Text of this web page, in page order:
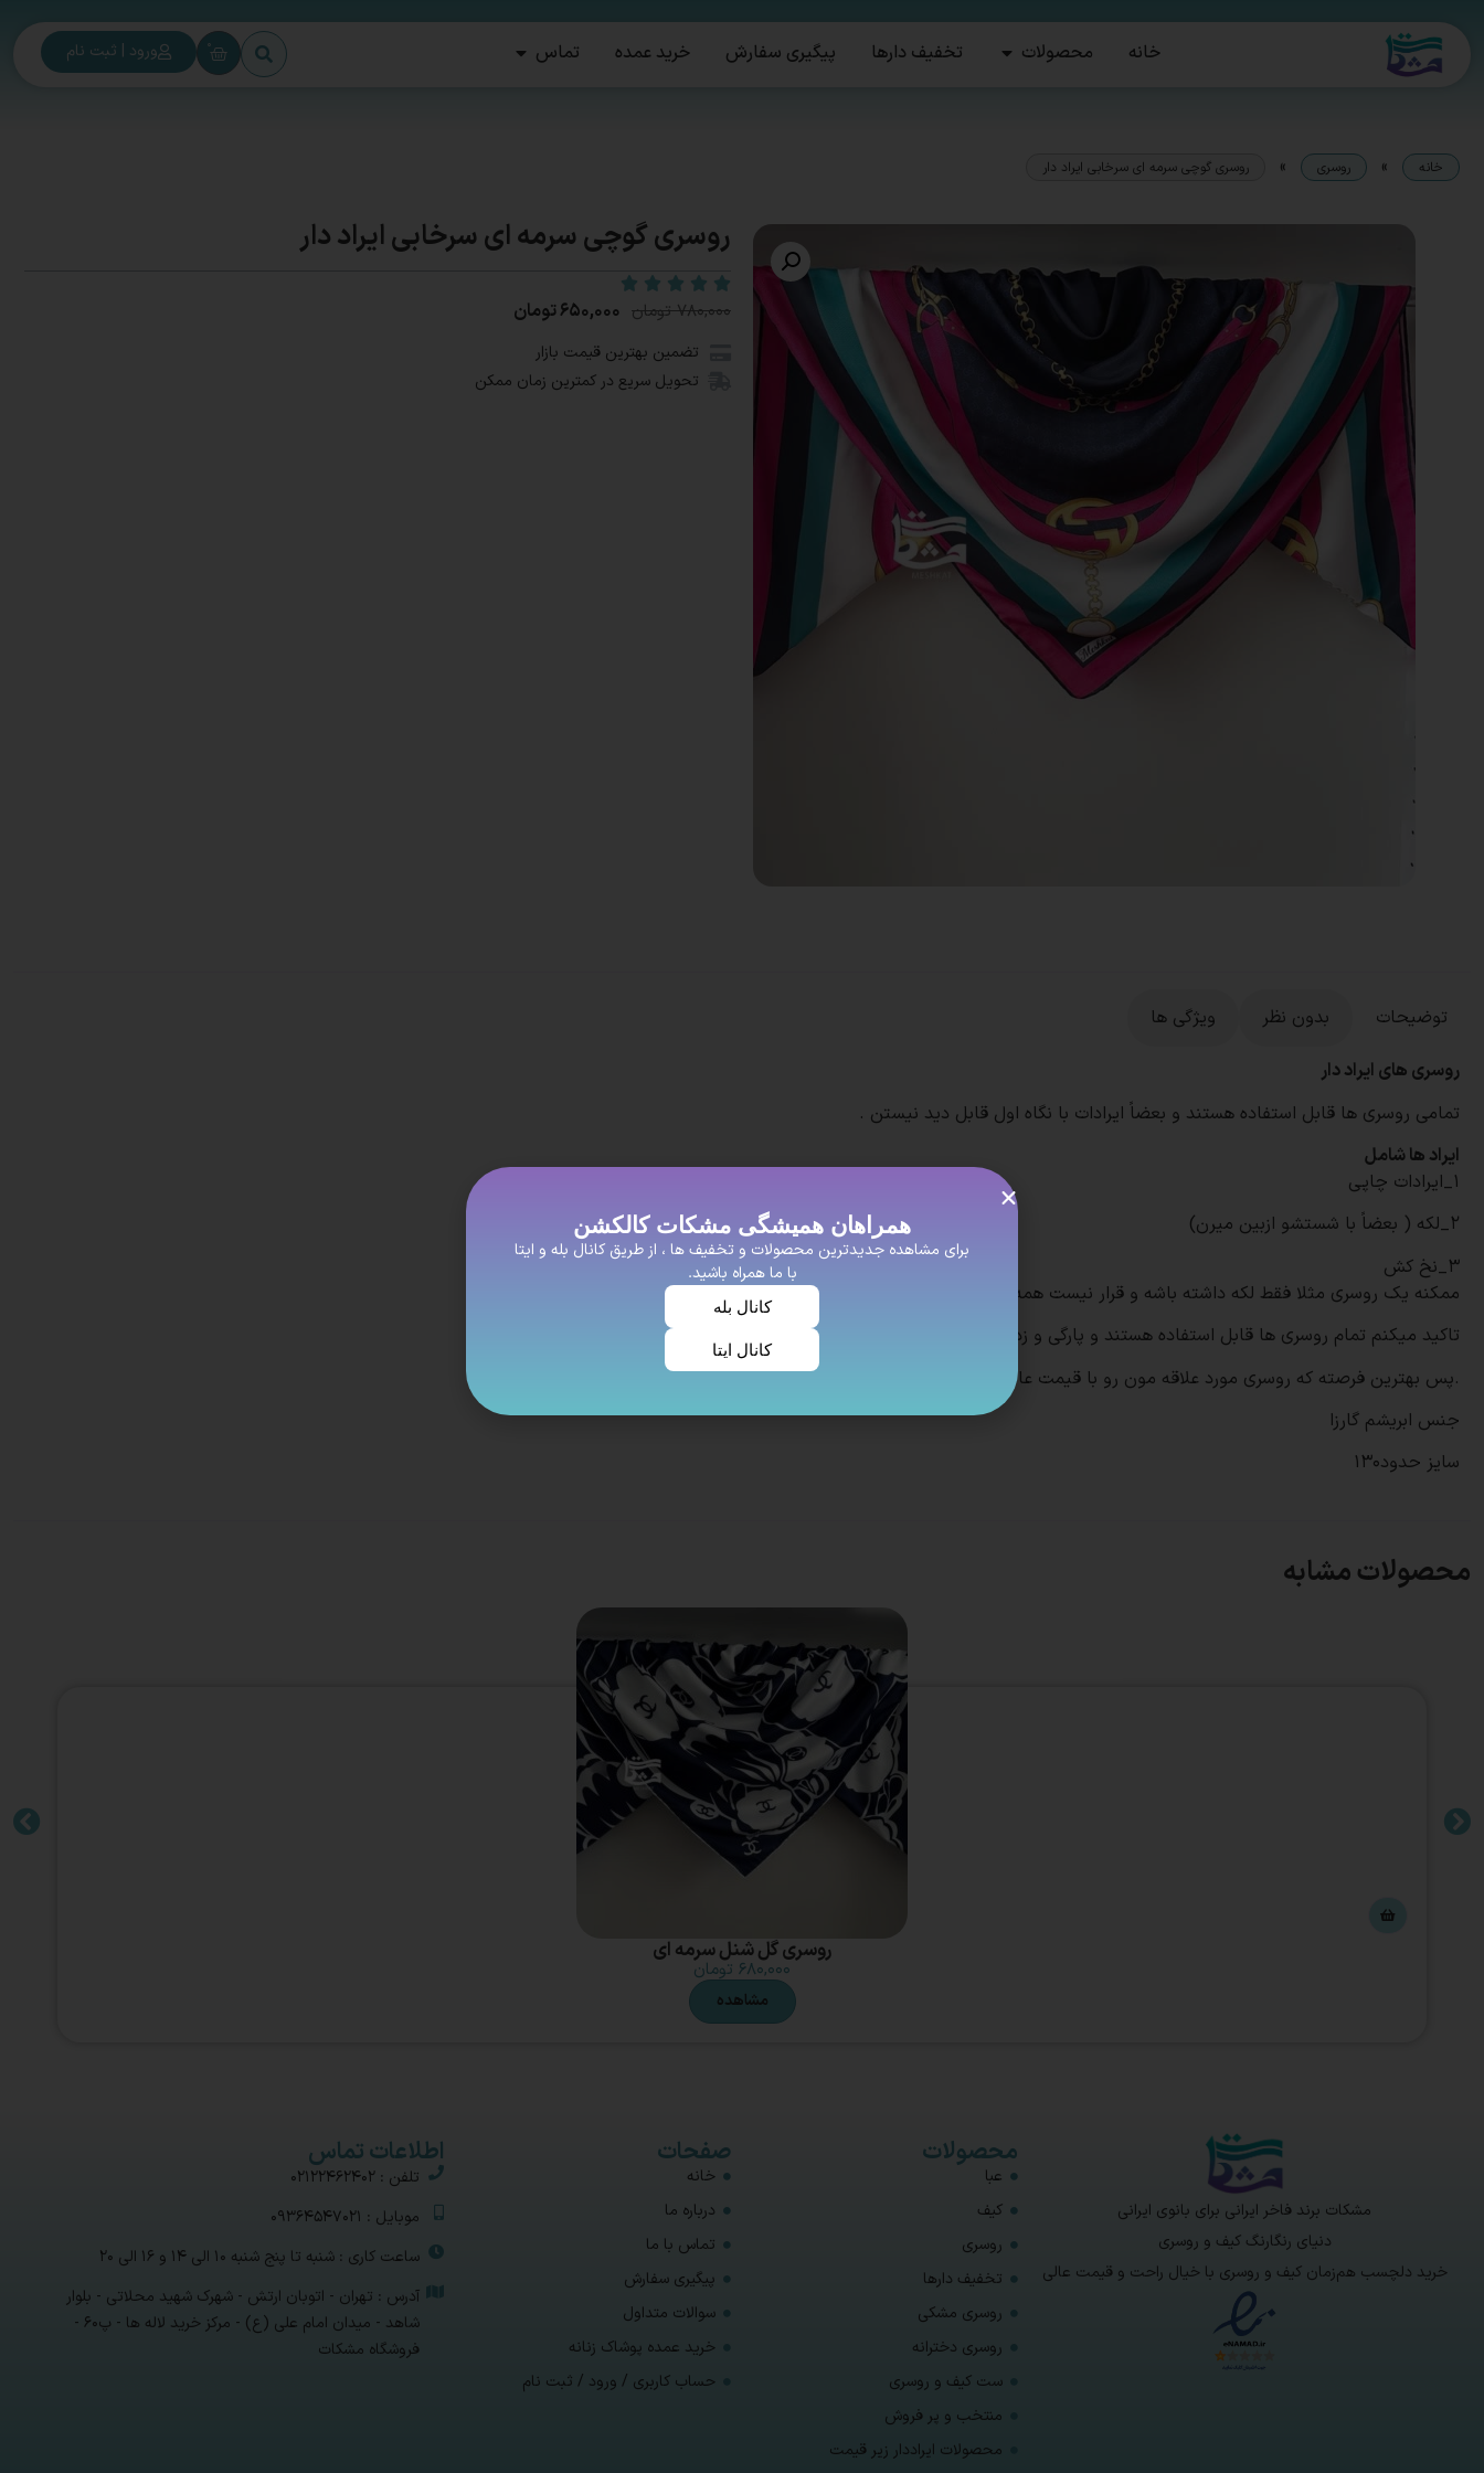
خانه محصولات تخفیف دارها پیگیری سفارش خرید عمده تماس 0 ورود | ثبت نام
خانه » روسری » روسری گوچی سرمه ای سرخابی ایراد دار
روسری گوچی سرمه ای سرخابی ایراد دار
۷۸۰,۰۰۰ تومان ۶۵۰,۰۰۰تومان
تضمین بهترین قیمت بازار
تحویل سریع در کمترین زمان ممکن
توضیحات بدون نظر
ویژگی ها
روسری های ایراد دار
تمامی روسری ها قابل استفاده هستند و بعضاً ایرادات با نگاه اول قابل دید نیستن .
ایراد ها شامل
۱_ایرادات چاپی
۲_لکه ( بعضاً با شستشو ازبین میرن)
۳_نخ کش
ممکنه یک روسری مثلا فقط لکه داشته باشه و قرار نیست همه ایرادات در یک روسری مشاهده بشه.
تاکید میکنم تمام روسری ها قابل استفاده هستند و پارگی و زدگی ندارند و اکثرا تا میشن و داخل روسری قرار میگیرن و دید ندارند
.پس بهترین فرصته که روسری مورد علاقه مون رو با قیمت عالی بخریم چون زندگی اینقدر طولانی نیست که تکراری بپوشیم
جنس ابریشم گارزا
سایز حدود130
محصولات مشابه
روسری گل شنل سرمه ای
۶۸۰,۰۰۰ تومان
مشاهده
مشکات برند فاخر ایرانی برای بانوی ایرانی
دنیای رنگارنگ کیف و روسری
خرید دلچسب هم‌زمان کیف و روسری با خیال راحت و قیمت عالی
محصولات
عبا
کیف
روسری
تخفیف دارها
روسری مشکی
روسری دخترانه
ست کیف و روسری
منتخب و پر فروش
محصولات ایراددار زیر قیمت
صفحات
خانه
درباره ما
تماس با ما
پیگیری سفارش
سوالات متداول
خرید عمده پوشاک زنانه
حساب کاربری / ورود / ثبت نام
اطلاعات تماس
تلفن : 02122462402
موبایل : 09364547021
ساعت کاری : شنبه تا پنج شنبه 10 الی 14 و 16 الی 20
آدرس : تهران - اتوبان ارتش - شهرک شهید محلاتی - بلوار
شاهد - میدان امام علی (ع) - مرکز خرید لاله ها - پ۶۰ -
فروشگاه مشکات
همراهان همیشگی مشکات کالکشن
برای مشاهده جدیدترین محصولات و تخفیف ها ، از طریق کانال بله و ایتا
با ما همراه باشید.
کانال بله
کانال ایتا